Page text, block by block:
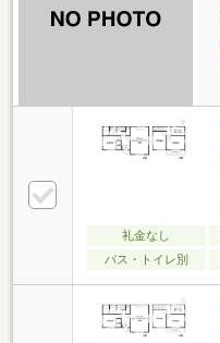
礼金なし
バス・トイレ別